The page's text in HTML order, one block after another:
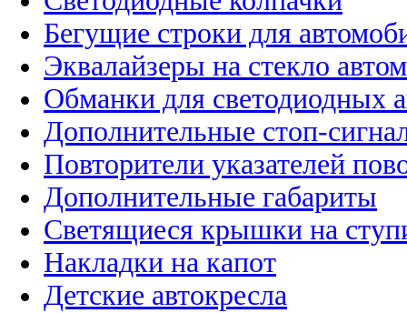
Бегущие строки для
Эквалайзеры на стекло
Обманки для светодиодных
Дополнительные стоп-
Повторители указателей
Дополнительные габариты
Светящиеся крышки на
Накладки на капот
Детские автокресла